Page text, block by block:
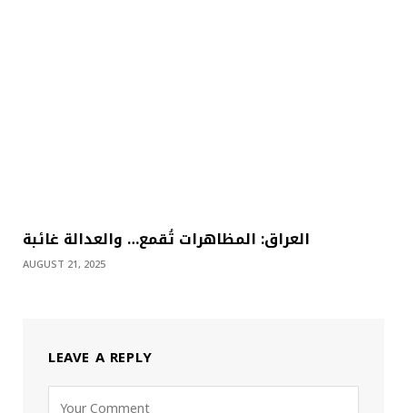
العراق: المظاهرات تُقمع… والعدالة غائبة
AUGUST 21, 2025
LEAVE A REPLY